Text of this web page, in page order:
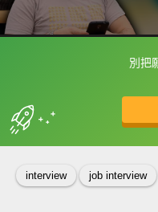
別把
框選或點兩下
收錄佳句
interview job interview